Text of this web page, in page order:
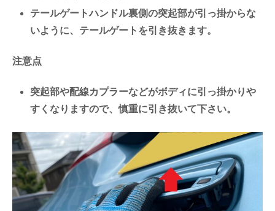
テールゲートハンドル裏側の突起部が引っ掛からな
いように、テールゲートを引き抜きます。
注意点
突起部や配線カプラーなどがボディに引っ掛かりや
すくなりますので、慎重に引き抜いて下さい。